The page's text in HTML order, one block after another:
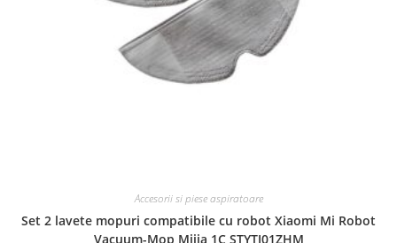
Accesorii si piese aspiratoare
Set 2 lavete mopuri compatibile cu robot Xiaomi Mi Robot
Vacuum-Mop Mijia 1C STYTJ01ZHM